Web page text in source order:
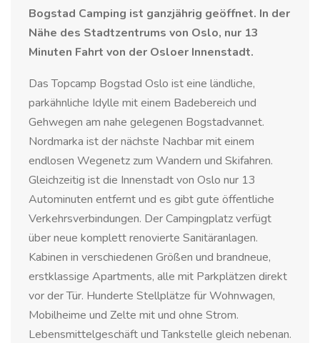
Bogstad Camping ist ganzjährig geöffnet. In der
Nähe des Stadtzentrums von Oslo, nur 13
Minuten Fahrt von der Osloer Innenstadt.
Das Topcamp Bogstad Oslo ist eine ländliche,
parkähnliche Idylle mit einem Badebereich und
Gehwegen am nahe gelegenen Bogstadvannet.
Nordmarka ist der nächste Nachbar mit einem
endlosen Wegenetz zum Wandern und Skifahren.
Gleichzeitig ist die Innenstadt von Oslo nur 13
Autominuten entfernt und es gibt gute öffentliche
Verkehrsverbindungen. Der Campingplatz verfügt
über neue komplett renovierte Sanitäranlagen.
Kabinen in verschiedenen Größen und brandneue,
erstklassige Apartments, alle mit Parkplätzen direkt
vor der Tür. Hunderte Stellplätze für Wohnwagen,
Mobilheime und Zelte mit und ohne Strom.
Lebensmittelgeschäft und Tankstelle gleich nebenan.